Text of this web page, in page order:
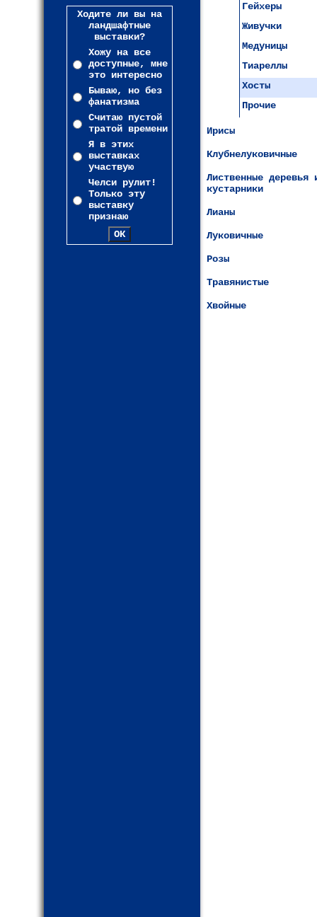
Ходите ли вы на
ландшафтные
выставки?
Хожу на все
доступные, мне
это интересно
Бываю, но без
фанатизма
Считаю пустой
тратой времени
Я в этих
выставках
участвую
Челси рулит!
Только эту
выставку
признаю
Гейхеры
Живучки
Медуницы
Тиареллы
Хосты
Прочие
Ирисы
Клубнелуковичные
Лиственные деревья
кустарники
Лианы
Луковичные
Розы
Травянистые
Хвойные